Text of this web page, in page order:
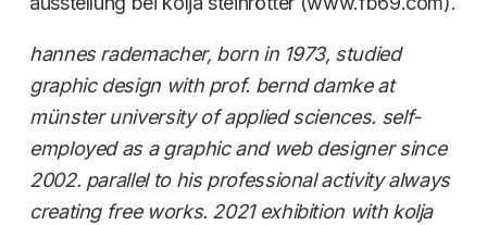
hannes rademacher, born in 1973, studied
graphic design with prof. bernd damke at
münster university of applied sciences. self-
employed as a graphic and web designer since
2002. parallel to his professional activity always
creating free works. 2021 exhibition with kolja